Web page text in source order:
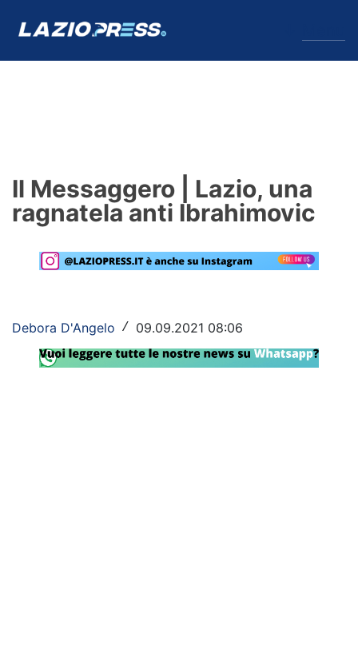
Formello
Primavera
Lazio Women
Il Messaggero | Lazio, una
ragnatela anti Ibrahimovic
Debora D'Angelo / 09.09.2021 08:06